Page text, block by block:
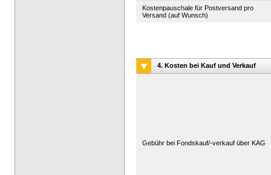
Kostenpauschale für Postversand pro
Versand (auf Wunsch)
4. Kosten bei Kauf und Verkauf
Gebühr bei Fondskauf/-verkauf über KAG